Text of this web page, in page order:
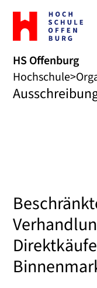
Zur
Startseite
Hochschule
Offenburg
HS Offenburg
Hochschule